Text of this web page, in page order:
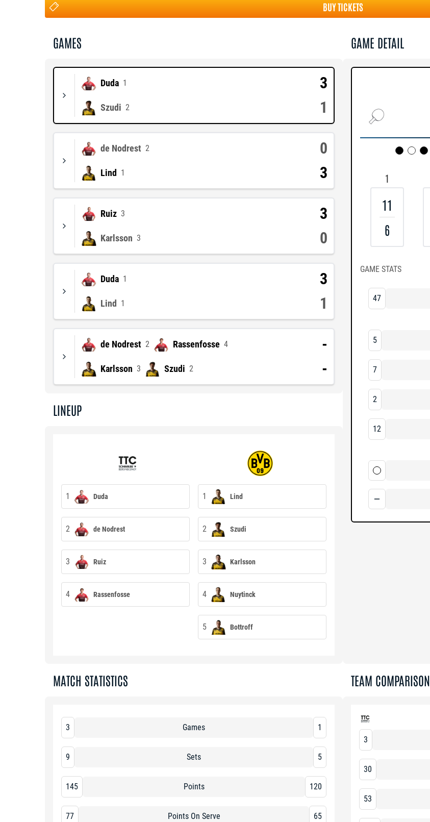
BUY TICKETS
GAMES
Duda 1 3
Szudi 2 1
de Nodrest 2 0
Lind 1 3
Ruiz 3 3
Karlsson 3 0
Duda 1 3
Lind 1 1
de Nodrest 2 Rassenfosse 4 -
Karlsson 3 Szudi 2 -
LINEUP
1 Duda 1 Lind
2 de Nodrest 2 Szudi
3 Ruiz 3 Karlsson
4 Rassenfosse 4 Nuytinck
5 Bottroff
GAME DETAIL
1
11
6
GAME STATS
47
5
7
2
12
TEAM COMPARISON
3
30
53
MATCH STATISTICS
3 Games 1
9 Sets 5
145 Points 120
77 Points On Serve 65